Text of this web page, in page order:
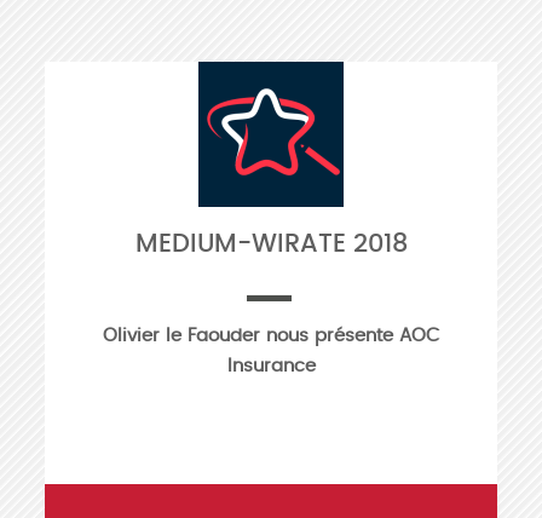
MEDIUM-WIRATE 2018
Olivier le Faouder nous présente AOC
Insurance